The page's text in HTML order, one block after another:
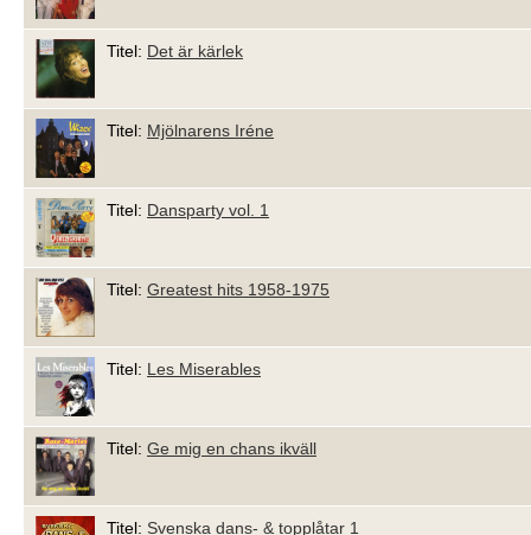
Titel: Det är kärlek
Titel: Mjölnarens Iréne
Titel: Dansparty vol. 1
Titel: Greatest hits 1958-1975
Titel: Les Miserables
Titel: Ge mig en chans ikväll
Titel: Svenska dans- & topplåtar 1